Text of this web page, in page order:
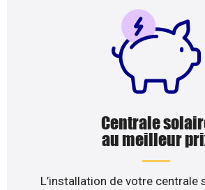
Centrale
au meilleur
L’installation de votre centrale